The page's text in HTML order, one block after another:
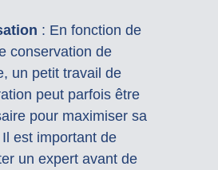
: En fonction de
conservation de
un petit travail de
peut parfois être
pour maximiser sa
est important de
un expert avant de